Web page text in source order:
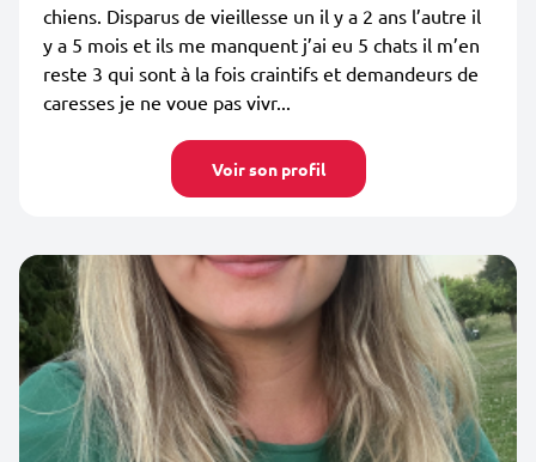
chiens. Disparus de vieillesse un il y a 2 ans l’autre il
y a 5 mois et ils me manquent j’ai eu 5 chats il m’en
reste 3 qui sont à la fois craintifs et demandeurs de
caresses je ne voue pas vivr...
Voir son profil